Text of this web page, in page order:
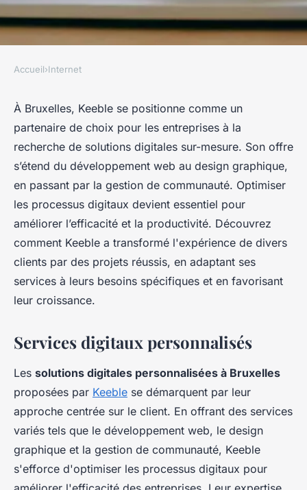
Solutions digitales sur-mesure
avec keeble à bruxelles
Lila•2 octobre 2024•4 min de lecture
Accueil›Internet
À Bruxelles, Keeble se positionne comme un
partenaire de choix pour les entreprises à la
recherche de solutions digitales sur-mesure. Son offre
s’étend du développement web au design graphique,
en passant par la gestion de communauté. Optimiser
les processus digitaux devient essentiel pour
améliorer l’efficacité et la productivité. Découvrez
comment Keeble a transformé l'expérience de divers
clients par des projets réussis, en adaptant ses
services à leurs besoins spécifiques et en favorisant
leur croissance.
Services digitaux personnalisés
Les solutions digitales personnalisées à Bruxelles
proposées par Keeble se démarquent par leur
approche centrée sur le client. En offrant des services
variés tels que le développement web, le design
graphique et la gestion de communauté, Keeble
s'efforce d'optimiser les processus digitaux pour